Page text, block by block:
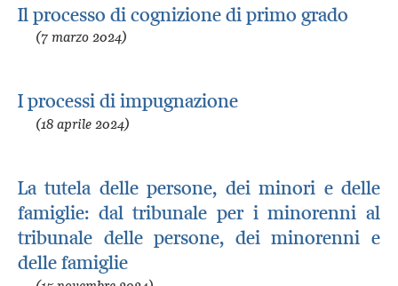
Il processo di cognizione di primo grado
(7 marzo 2024)
I processi di impugnazione
(18 aprile 2024)
La tutela delle persone, dei minori e delle
famiglie: dal tribunale per i minorenni al
tribunale delle persone, dei minorenni e
delle famiglie